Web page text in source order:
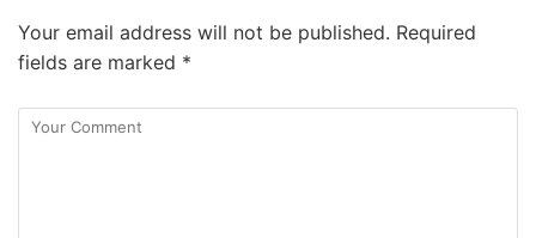
Your email address will not be published. Required
fields are marked *